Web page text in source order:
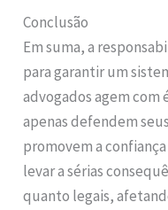
Conclusão
Em suma, a
para garantir um
advogados agem com
apenas defendem
promovem a
levar a sérias
quanto legais,